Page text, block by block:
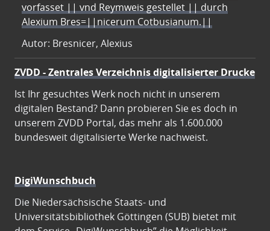
vorfasset || vnd Reymweis gestellet || durch
Alexium Bres=||nicerum Cotbusianum.||
Autor: Bresnicer, Alexius
ZVDD - Zentrales Verzeichnis digitalisierter Drucke
Ist Ihr gesuchtes Werk noch nicht in unserem
digitalen Bestand? Dann probieren Sie es doch in
unserem ZVDD Portal, das mehr als 1.600.000
bundesweit digitalisierte Werke nachweist.
DigiWunschbuch
Die Niedersächsische Staats- und
Universitätsbibliothek Göttingen (SUB) bietet mit